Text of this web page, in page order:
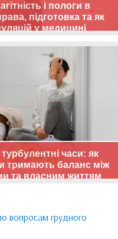
і пологи в
підготовка та як
у медицині
часи: як
тримають баланс між
та власним життям
вопросам грудного